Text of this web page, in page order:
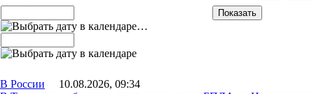
…
В России 10.08.2026, 09:34